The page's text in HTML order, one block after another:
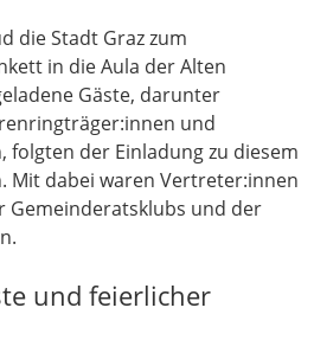
die Stadt Graz zum
in die Aula der Alten
Gäste, darunter
und
folgten der Einladung zu diesem
Mit dabei waren Vertreter:innen
Gemeinderatsklubs und der
und feierlicher